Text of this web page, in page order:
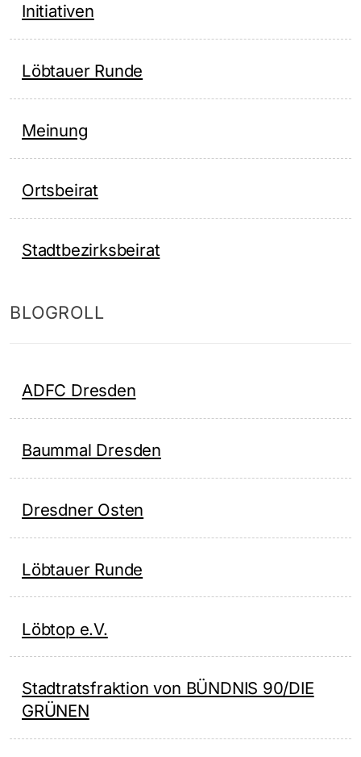
Initiativen
Löbtauer Runde
Meinung
Ortsbeirat
Stadtbezirksbeirat
BLOGROLL
ADFC Dresden
Baummal Dresden
Dresdner Osten
Löbtauer Runde
Löbtop e.V.
Stadtratsfraktion von BÜNDNIS 90/DIE
GRÜNEN